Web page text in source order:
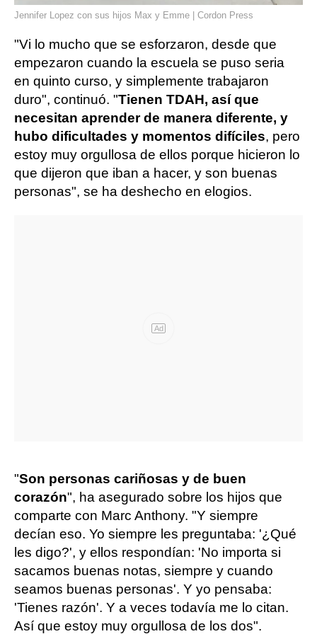
Jennifer Lopez con sus hijos Max y Emme | Cordon Press
"Vi lo mucho que se esforzaron, desde que
empezaron cuando la escuela se puso seria
en quinto curso, y simplemente trabajaron
duro", continuó. "Tienen TDAH, así que
necesitan aprender de manera diferente, y
hubo dificultades y momentos difíciles, pero
estoy muy orgullosa de ellos porque hicieron lo
que dijeron que iban a hacer, y son buenas
personas", se ha deshecho en elogios.
Ad
"Son personas cariñosas y de buen
corazón", ha asegurado sobre los hijos que
comparte con Marc Anthony. "Y siempre
decían eso. Yo siempre les preguntaba: '¿Qué
les digo?', y ellos respondían: 'No importa si
sacamos buenas notas, siempre y cuando
seamos buenas personas'. Y yo pensaba:
'Tienes razón'. Y a veces todavía me lo citan.
Así que estoy muy orgullosa de los dos".